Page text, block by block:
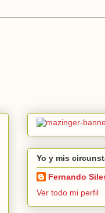
Yo y mis
Fernando
Ver todo mi perfil